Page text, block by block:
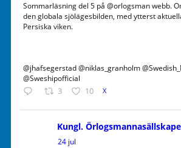
Sommarläsning del 5 på @orlogsman webb.
den globala sjölägesbilden, med ytterst
Persiska viken.
@jhafsegerstad @niklas_granholm
@Sweshipofficial
3 10 X
Kungl.
24 jul